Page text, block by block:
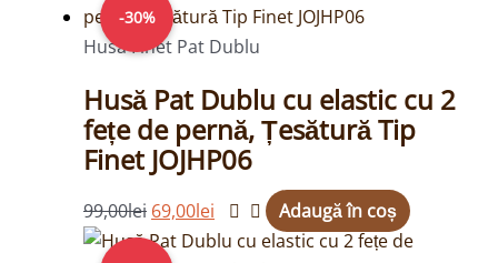
-30%
Husa Finet Pat Dublu
Husă Pat Dublu cu elastic cu 2
fețe de pernă, Țesătură Tip
Finet JOJHP06
99,00lei
inițial
a
99,00lei.
69,00lei
curent
este:
Adaugă în coș
Prețul Prețul